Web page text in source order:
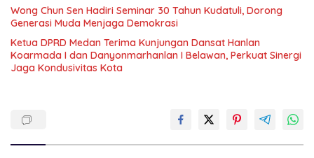
Wong Chun Sen Hadiri Seminar 30 Tahun Kudatuli, Dorong
Generasi Muda Menjaga Demokrasi
Ketua DPRD Medan Terima Kunjungan Dansat Hanlan
Koarmada I dan Danyonmarhanlan I Belawan, Perkuat Sinergi
Jaga Kondusivitas Kota